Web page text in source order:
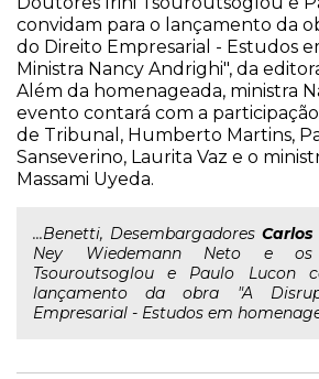
convidam para o lançamento da
do Direito Empresarial - Estudos
Ministra Nancy Andrighi", da
Além da homenageada, ministra
evento contará com a
de Tribunal, Humberto Martins,
Sanseverino, Laurita Vaz e o
Massami Uyeda.
...Benetti, DesembargadoresCarlos
Ney Wiedemann Neto e
Tsouroutsoglou e Paulo Lucon
lançamento da obra "A
Empresarial - Estudos em